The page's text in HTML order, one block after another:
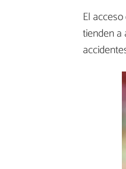
El
tienden a